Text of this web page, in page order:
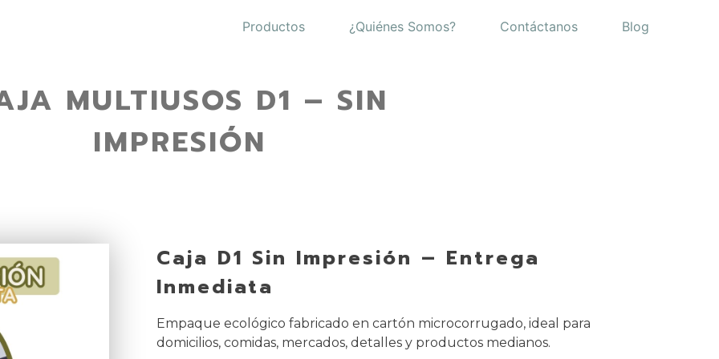
Productos ¿Quiénes Somos? Contáctanos Blog
MULTIUSOS D1 – SIN
IMPRESIÓN
Caja D1 Sin Impresión – Entrega
Inmediata
Empaque ecológico fabricado en cartón microcorrugado, ideal para
domicilios, comidas, mercados, detalles y productos medianos.